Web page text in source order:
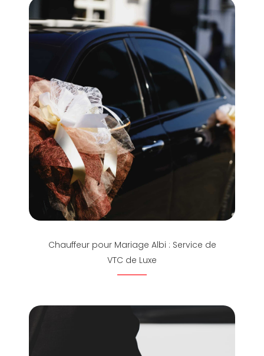
Chauffeur pour Mariage Albi : Service de
VTC de Luxe